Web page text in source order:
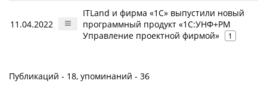
11.04.2022
ITLand и фирма «1С» выпустили новый
программный продукт «1С:УНФ+PM
Управление проектной фирмой»
1
Публикаций - 18, упоминаний - 36